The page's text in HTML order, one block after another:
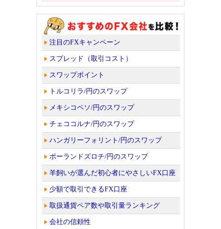
注目のFXキャンペーン
スプレッド（取引コスト）
スワップポイント
トルコリラ/円のスワップ
メキシコペソ/円のスワップ
チェココルナ/円のスワップ
ハンガリーフォリント/円のスワップ
ポーランドズロチ/円のスワップ
羊飼いが選んだ初心者にやさしいFX口座
少額で取引できるFX口座
取扱通貨ペア数や取引量ランキング
会社の信頼性